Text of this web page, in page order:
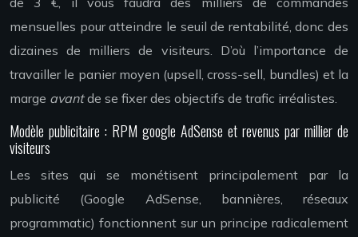
mensuelles pour atteindre le seuil de rentabilité, donc des
dizaines de milliers de visiteurs. D’où l’importance de
travailler le panier moyen (upsell, cross-sell, bundles) et la
marge avantde se fixer des objectifs de trafic irréalistes.
Modèle publicitaire : RPM google AdSense et revenus par millier de
visiteurs
Les sites qui se monétisent principalement par la
publicité (Google AdSense, bannières, réseaux
programmatic) fonctionnent sur un principe radicalement